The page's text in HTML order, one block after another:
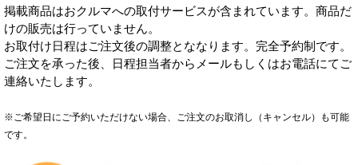
掲載商品はおクルマへの取付サービスが含まれています。商品だ
けの販売は行っていません。
お取付け日程はご注文後の調整とななります。完全予約制です。
ご注文を承った後、日程担当者からメールもしくはお電話にてご
連絡いたします。
※ご希望日にご予約いただけない場合、ご注文のお取消し（キャンセル）も可能
です。